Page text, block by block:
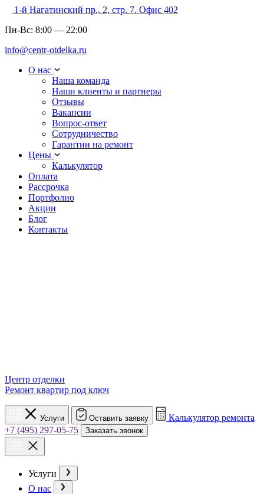
1-й Нагатинский пр., 2, стр. 7. Офис 402
Пн-Вс: 8:00 — 22:00
info@centr-otdelka.ru
О нас
Наша команда
Наши клиенты и партнеры
Отзывы
Вакансии
Вопрос-ответ
Сотрудничество
Гарантии на ремонт
Цены
Калькулятор
Оплата
Рассрочка
Портфолио
Акции
Блог
Контакты
Центр отделки
Ремонт квартир под ключ
Услуги Оставить заявку
Калькулятор ремонта
+7 (495) 297-05-75
Заказать звонок
Услуги
О нас